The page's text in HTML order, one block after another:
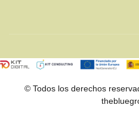
© Todos los derechos